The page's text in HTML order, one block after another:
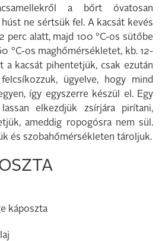
a bőrt óvatosan
húst ne sértsük fel. A kacsát kevés
perc alatt, majd 100 °C-os sütőbe
°C-os maghőmérsékletet, kb. 12-
a kacsát pihentetjük, csak ezután
ügyelve, hogy mind
így egyszerre készül el. Egy
elkezdjük zsírjára pirítani,
ameddig ropogósra nem sül.
és szobahőmérsékleten tároljuk.
káposzta